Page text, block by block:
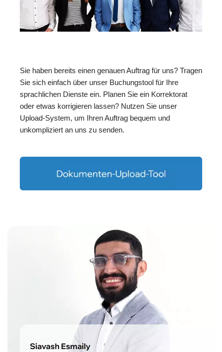
Sie haben bereits einen genauen Auftrag für uns? Tragen
Sie sich einfach über unser Buchungstool für Ihre
sprachlichen Dienste ein. Planen Sie ein Korrektorat
oder etwas korrigieren lassen? Nutzen Sie unser
Upload-System, um Ihren Auftrag bequem und
unkompliziert an uns zu senden.